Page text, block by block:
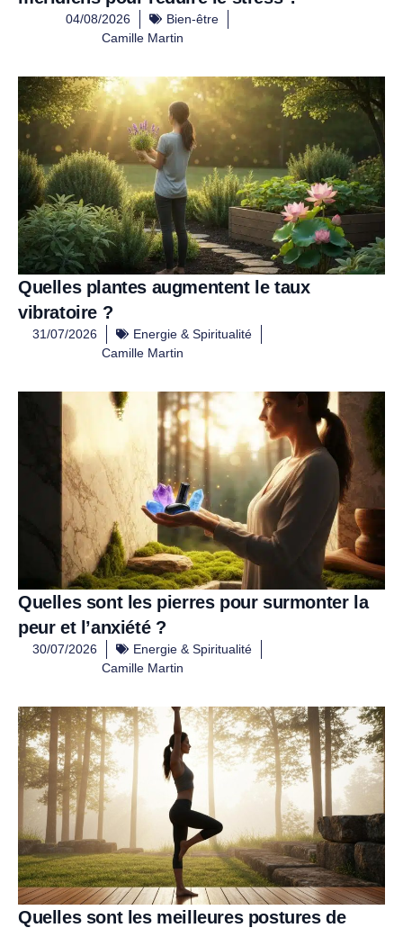
04/08/2026
Bien-être
Camille Martin
Quelles plantes augmentent le taux
vibratoire ?
31/07/2026
Energie & Spiritualité
Camille Martin
Quelles sont les pierres pour surmonter la
peur et l’anxiété ?
30/07/2026
Energie & Spiritualité
Camille Martin
Quelles sont les meilleures postures de